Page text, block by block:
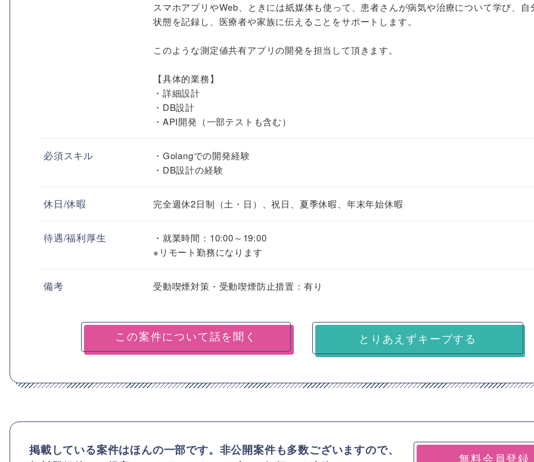
スマホアプリやWeb、ときには紙媒体も使って、患者さんが病気や治療について学び、自
状態を記録し、医療者や家族に伝えることをサポートします。
このような測定値共有アプリの開発を担当して頂きます。
【具体的業務】
・詳細設計
・DB設計
・API開発（一部テストも含む）
必須スキル
・Golangでの開発経験
・DB設計の経験
休日/休暇 完全週休2日制（土・日）、祝日、夏季休暇、年末年始休暇
待遇/福利厚生
・就業時間：10:00～19:00
※リモート勤務になります
備考 受動喫煙対策・受動喫煙防止措置：有り
とりあえずキープする
掲載している案件はほんの一部です。非公開案件も多数ございますので、
無料会員登録